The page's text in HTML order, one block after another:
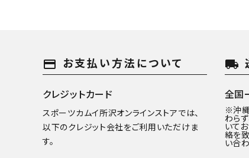
payment お支払い方法について
クレジットカード
スポーツカムイ所沢オンラインストアでは、
以下のクレジット会社をご利用いただけま
す。
local_shipping
全国
※沖
わら
いて
絡を
い合